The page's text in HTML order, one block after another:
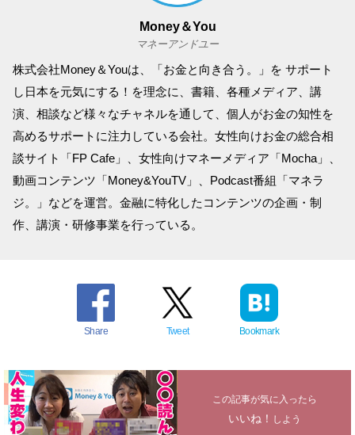
Money＆You
マネーアンドユー
株式会社Money＆Youは、「お金と向き合う。」を サポート
し日本を元気にする！を理念に、書籍、各種メディア、講
演、相談など様々なチャネルを通して、個人がお金の知性を
高めるサポートに注力している会社。女性向けお金の総合相
談サイト「FP Cafe」、女性向けマネーメディア「Mocha」、
動画コンテンツ「Money&YouTV」、Podcast番組「マネラ
ジ。」などを運営。金融に特化したコンテンツの企画・制
作、講演・研修事業を行っている。
Share Tweet Bookmark
この記事が気に入ったら
いいね！ しよう